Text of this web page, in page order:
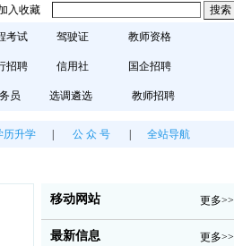
入收藏
考试 驾驶证 教师资格
招聘 信用社 国企招聘
员 选调遴选 教师招聘
历升学 公 众 号 全站导航
移动网站 更多>>
最新信息 更多>>